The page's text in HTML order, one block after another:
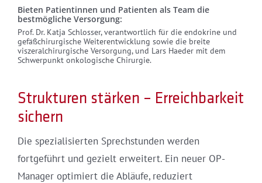
Bieten Patientinnen und Patienten als Team die
bestmögliche Versorgung:
Prof. Dr. Katja Schlosser, verantwortlich für die endokrine und
gefäßchirurgische Weiterentwicklung sowie die breite
viszeralchirurgische Versorgung, und Lars Haeder mit dem
Schwerpunkt onkologische Chirurgie.
Strukturen stärken – Erreichbarkeit
sichern
Die spezialisierten Sprechstunden werden
fortgeführt und gezielt erweitert. Ein neuer OP-
Manager optimiert die Abläufe, reduziert